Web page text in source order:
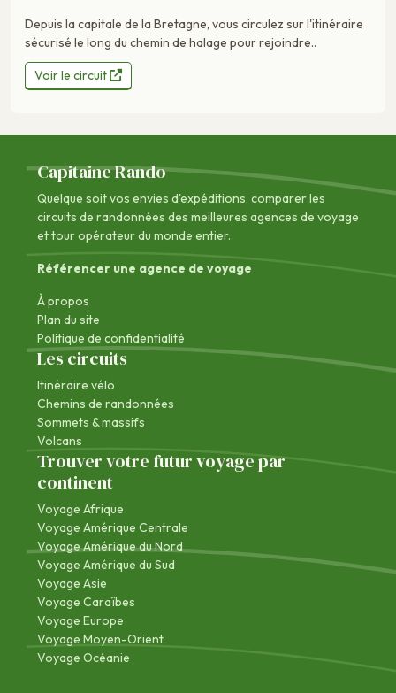
Depuis la capitale de la Bretagne, vous circulez sur l'itinéraire
sécurisé le long du chemin de halage pour rejoindre..
Voir le circuit
Capitaine Rando
Quelque soit vos envies d'expéditions, comparer les
circuits de randonnées des meilleures agences de voyage
et tour opérateur du monde entier.
Référencer une agence de voyage
À propos
Plan du site
Politique de confidentialité
Les circuits
Itinéraire vélo
Chemins de randonnées
Sommets & massifs
Volcans
Trouver votre futur voyage par
continent
Voyage Afrique
Voyage Amérique Centrale
Voyage Amérique du Nord
Voyage Amérique du Sud
Voyage Asie
Voyage Caraïbes
Voyage Europe
Voyage Moyen-Orient
Voyage Océanie